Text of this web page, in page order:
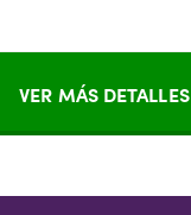
VER MÁS DETALLES